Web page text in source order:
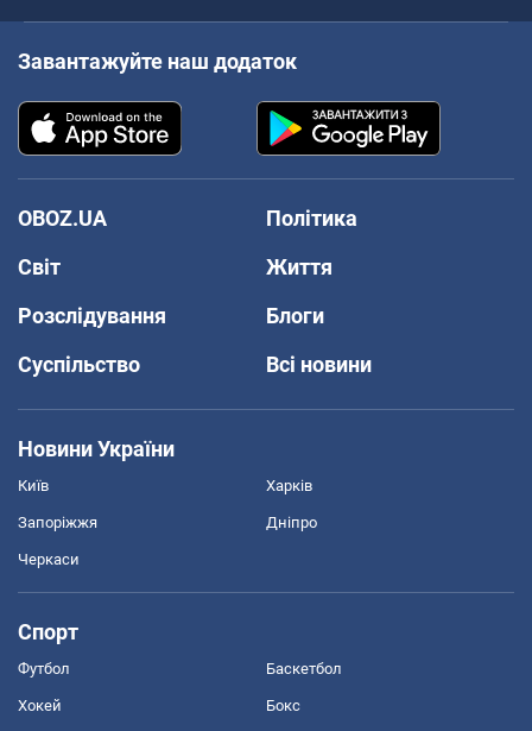
Завантажуйте наш додаток
OBOZ.UA
Політика
Світ
Життя
Розслідування
Блоги
Суспільство
Всі новини
Новини України
Київ Харків
Запоріжжя Дніпро
Черкаси
Спорт
Футбол Баскетбол
Хокей Бокс